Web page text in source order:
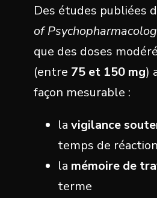
Des études publiées
of
que des doses
(entre 75 et 150 mg)
façon mesurable :
la vigilance
temps de réaction
la mémoire de
terme